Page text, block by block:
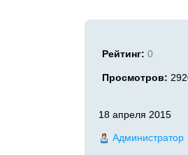
Рейтинг: 0
Просмотров:
18 апреля 2015
Администратор